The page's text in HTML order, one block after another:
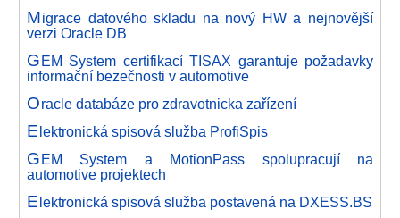
Migrace datového skladu na nový HW a nejnovější
verzi Oracle DB
GEM System certifikací TISAX garantuje požadavky
informační bezečnosti v automotive
Oracle databáze pro zdravotnicka zařízení
Elektronická spisová služba ProfiSpis
GEM System a MotionPass spolupracují na
automotive projektech
Elektronická spisová služba postavená na DXESS.BS